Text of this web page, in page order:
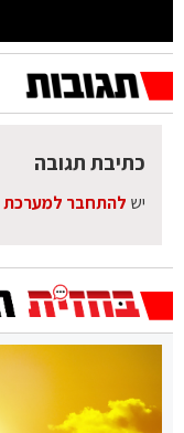
כתיבת תגובה
יש להתחבר למערכת